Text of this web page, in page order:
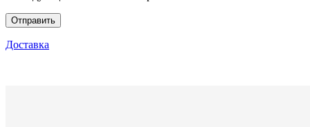
Доставка